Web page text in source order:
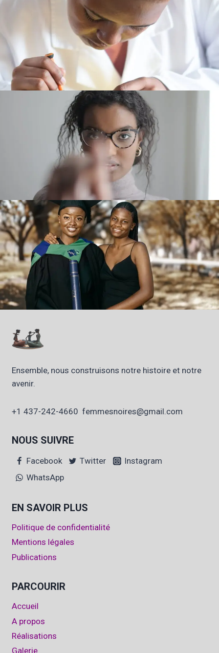
Ensemble, nous construisons notre histoire et notre
avenir.
+1 437-242-4660 femmesnoires@gmail.com
NOUS SUIVRE
Facebook Twitter
Instagram
WhatsApp
EN SAVOIR PLUS
Politique de confidentialité
Mentions légales
Publications
PARCOURIR
Accueil
A propos
Réalisations
Galerie